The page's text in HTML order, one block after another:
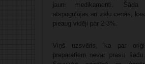
jauni medikamenti. Šāda
atspoguļojas arī zāļu cenās,
pieaug vidēji par 2-3%.
Viņš uzsvēris, ka par
preparātiem nevar prasīt šādu